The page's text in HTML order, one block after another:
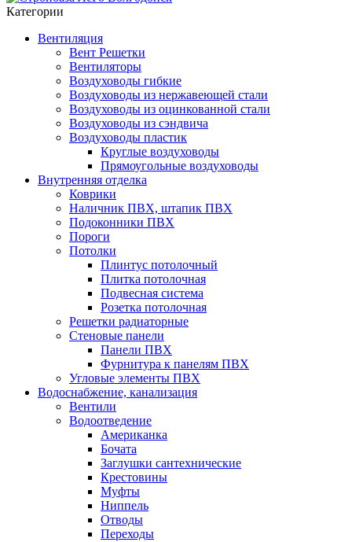
Категории
Вентиляция
Вент Решетки
Вентиляторы
Воздуховоды гибкие
Воздуховоды из нержавеющей стали
Воздуховоды из оцинкованной стали
Воздуховоды из сэндвича
Воздуховоды пластик
Круглые воздуховоды
Прямоугольные воздуховоды
Внутренняя отделка
Коврики
Наличник ПВХ, штапик ПВХ
Подоконники ПВХ
Пороги
Потолки
Плинтус потолочный
Плитка потолочная
Подвесная система
Розетка потолочная
Решетки радиаторные
Стеновые панели
Панели ПВХ
Фурнитура к панелям ПВХ
Угловые элементы ПВХ
Водоснабжение, канализация
Вентили
Водоотведение
Американка
Бочата
Заглушки сантехнические
Крестовины
Муфты
Ниппель
Отводы
Переходы